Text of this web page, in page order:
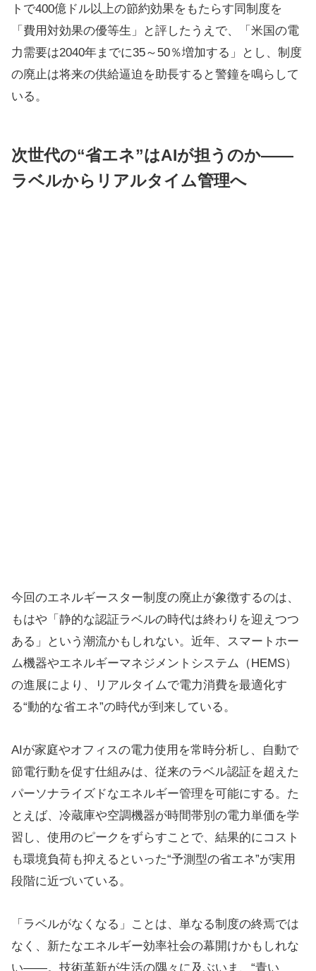
トで400億ドル以上の節約効果をもたらす同制度を
「費用対効果の優等生」と評したうえで、「米国の電
力需要は2040年までに35～50％増加する」とし、制度
の廃止は将来の供給逼迫を助長すると警鐘を鳴らして
いる。
次世代の“省エネ”はAIが担うのか――
ラベルからリアルタイム管理へ
今回のエネルギースター制度の廃止が象徴するのは、
もはや「静的な認証ラベルの時代は終わりを迎えつつ
ある」という潮流かもしれない。近年、スマートホー
ム機器やエネルギーマネジメントシステム（HEMS）
の進展により、リアルタイムで電力消費を最適化す
る“動的な省エネ”の時代が到来している。
AIが家庭やオフィスの電力使用を常時分析し、自動で
節電行動を促す仕組みは、従来のラベル認証を超えた
パーソナライズドなエネルギー管理を可能にする。た
とえば、冷蔵庫や空調機器が時間帯別の電力単価を学
習し、使用のピークをずらすことで、結果的にコスト
も環境負荷も抑えるといった“予測型の省エネ”が実用
段階に近づいている。
「ラベルがなくなる」ことは、単なる制度の終焉では
なく、新たなエネルギー効率社会の幕開けかもしれな
い――。技術革新が生活の隅々に及ぶいま、“青い